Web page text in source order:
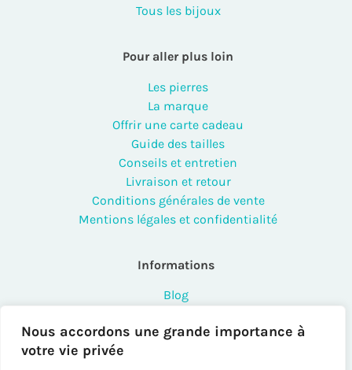
Nous accordons une grande importance à
votre vie privée
Tous les bijoux
Pour aller plus loin
Les pierres
La marque
Offrir une carte cadeau
Guide des tailles
Conseils et entretien
Livraison et retour
Conditions générales de vente
Mentions légales et confidentialité
Informations
Blog
Contact